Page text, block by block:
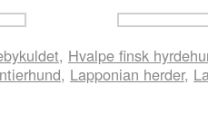
, Hvalpe finsk
, Lapponian herder,